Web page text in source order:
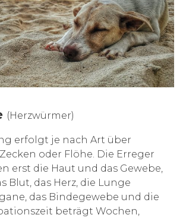
(Herzwürmer)
erfolgt je nach Art über
oder Flöhe. Die Erreger
erst die Haut und das Gewebe,
Blut, das Herz, die Lunge
das Bindegewebe und die
beträgt Wochen,